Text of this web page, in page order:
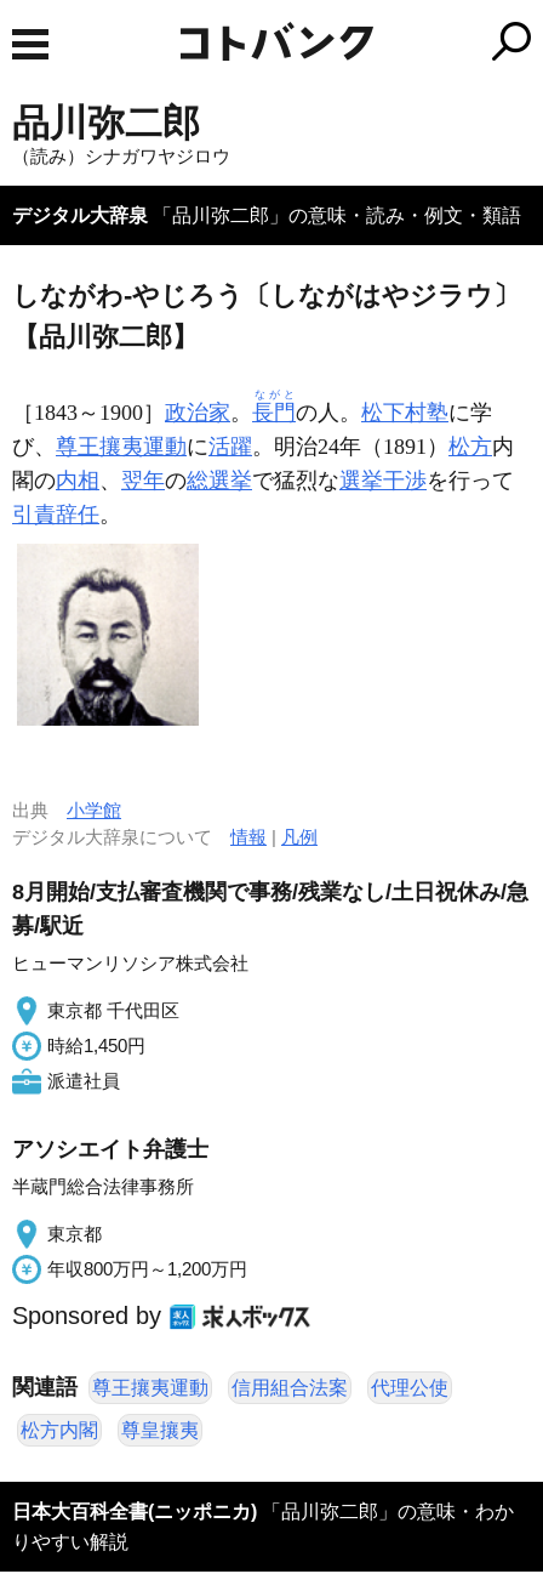
品川弥二郎
（読み）シナガワヤジロウ
デジタル大辞泉 「品川弥二郎」の意味・読み・例文・類語
しながわ‐やじろう〔しながはやジラウ〕
【品川弥二郎】
［1843～1900］ 政治家。 長門
ながと
の人。 松下村塾に学
び、 尊王攘夷運動に活躍。明治24年（1891） 松方内
閣の内相 、 翌年の総選挙で猛烈な選挙干渉を行って
引責辞任。
出典 小学館
デジタル大辞泉について情報 | 凡例
8月開始/支払審査機関で事務/残業なし/土日祝休み/急
募/駅近
ヒューマンリソシア株式会社
東京都 千代田区
時給1,450円
派遣社員
アソシエイト弁護士
半蔵門総合法律事務所
東京都
年収800万円～1,200万円
Sponsored by
関連語 尊王攘夷運動 信用組合法案 代理公使
松方内閣 尊皇攘夷
日本大百科全書(ニッポニカ)
りやすい解説